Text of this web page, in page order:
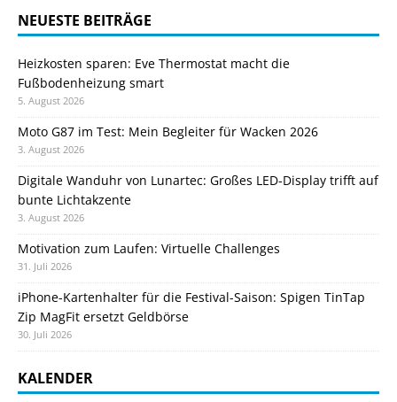
NEUESTE BEITRÄGE
Heizkosten sparen: Eve Thermostat macht die
Fußbodenheizung smart
5. August 2026
Moto G87 im Test: Mein Begleiter für Wacken 2026
3. August 2026
Digitale Wanduhr von Lunartec: Großes LED-Display trifft auf
bunte Lichtakzente
3. August 2026
Motivation zum Laufen: Virtuelle Challenges
31. Juli 2026
iPhone-Kartenhalter für die Festival-Saison: Spigen TinTap
Zip MagFit ersetzt Geldbörse
30. Juli 2026
KALENDER